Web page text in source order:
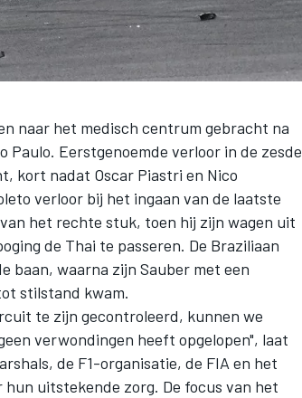
naar het medisch centrum gebracht na
Eerstgenoemde verloor in de zesde
kort nadat Oscar Piastri en Nico
verloor bij het ingaan van de laatste
het rechte stuk, toen hij zijn wagen uit
de Thai te passeren. De Braziliaan
baan, waarna zijn Sauber met een
stilstand kwam.
te zijn gecontroleerd, kunnen we
verwondingen heeft opgelopen", laat
de F1-organisatie, de FIA en het
uitstekende zorg. De focus van het